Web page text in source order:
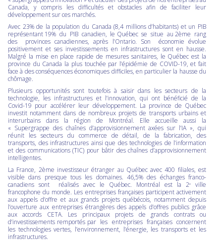
Canada, y compris les difficultés et obstacles afin de faciliter leur
développement sur ces marchés.
Avec 23% de la population du Canada (8,4 millions d’habitants) et un PIB
représentant 19% du PIB canadien, le Québec se situe au 2ème rang
des provinces canadiennes, après l’Ontario. Son économie évolue
positivement et ses investissements en infrastructures sont en hausse.
Malgré la mise en place rapide de mesures sanitaires, le Québec est la
province du Canada la plus touchée par l’épidémie de COVID-19, et fait
face à des conséquences économiques difficiles, en particulier la hausse du
chômage.
Plusieurs opportunités sont toutefois à saisir dans les secteurs de la
technologie, les infrastructures et l’innovation, qui ont bénéficié de la
Covid-19 pour accélérer leur développement. La province de Québec
investit notamment dans de nombreux projets de transports urbains et
interurbains dans la région de Montréal. Elle accueille aussi la
« Supergrappe des chaînes d’approvisionnement axées sur l’IA », qui
réunit les secteurs du commerce de détail, de la fabrication, des
transports, des infrastructures ainsi que des technologies de l’information
et des communications (TIC) pour bâtir des chaînes d’approvisionnement
intelligentes.
La France, 2ème investisseur étranger au Québec avec 400 filiales, est
visible dans presque tous les domaines. 46,5% des échanges franco-
canadiens sont réalisés avec le Québec. Montréal est la 2e
ville
francophone du monde. Les entreprises françaises participent activement
aux appels d’offre et aux grands projets québécois, notamment depuis
l’ouverture aux entreprises étrangères des appels d’offres publics grâce
aux accords CETA. Les principaux projets de grands contrats ou
d’investissements remportés par les entreprises françaises concernent
les technologies vertes, l’environnement, l’énergie, les transports et les
infrastructures.